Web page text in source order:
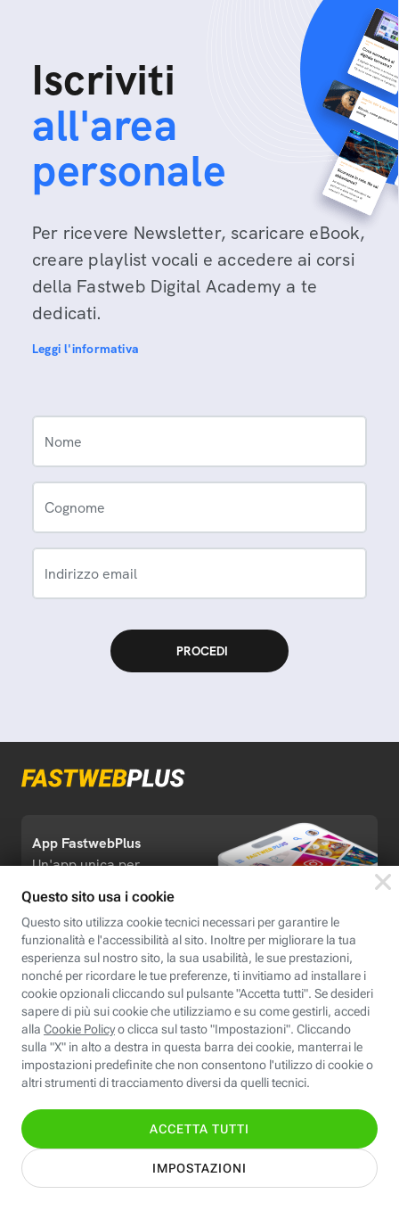
Iscriviti
all'area
personale
Per ricevere Newsletter, scaricare eBook,
creare playlist vocali e accedere ai corsi
della Fastweb Digital Academy a te
dedicati.
Leggi l'informativa
Nome
Cognome
Indirizzo email
App FastwebPlus
Un'app unica per
ispirare
Seguici
Scopri Fastweb
Chi siamo